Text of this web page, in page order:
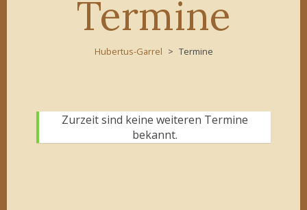
Termine
Hubertus-Garrel Termine
Zurzeit sind keine weiteren Termine
bekannt.